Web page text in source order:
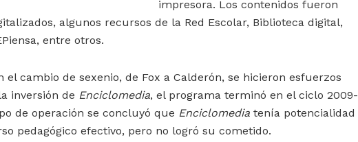
impresora. Los contenidos fueron
algunos recursos de la Red Escolar, Biblioteca digital,
entre otros.
el cambio de sexenio, de Fox a Calderón, se hicieron esfuerzos
inversión de Enciclomedia, el programa terminó en el ciclo 2009-
de operación se concluyó que Enciclomedia tenía potencialidad
pedagógico efectivo, pero no logró su cometido.